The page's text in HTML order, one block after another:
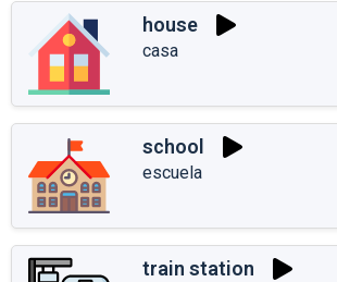
house
casa
school
escuela
train station